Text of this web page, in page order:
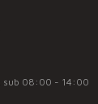
08:00 - 14:00